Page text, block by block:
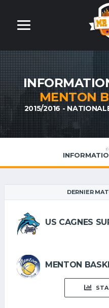
MENTON
2015/2016 -
DERNIER
US CAGNES
MENTON